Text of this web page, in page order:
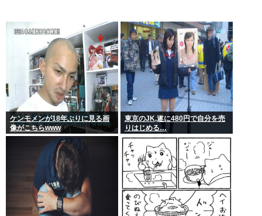
ケンモメンが18年ぶりに見る画
像がこちらwww
東京のJK,遂に480円で自分を売
りはじめる…